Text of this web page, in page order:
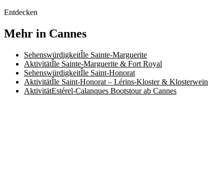
Entdecken
Mehr in Cannes
SehenswürdigkeitÎle Sainte-Marguerite
AktivitätÎle Sainte-Marguerite & Fort Royal
SehenswürdigkeitÎle Saint-Honorat
AktivitätÎle Saint-Honorat – Lérins-Kloster & Klosterwein
AktivitätEstérel-Calanques Bootstour ab Cannes